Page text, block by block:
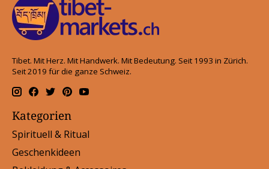
Tibet. Mit Herz. Mit Handwerk. Mit Bedeutung. Seit 1993 in Zürich.
Seit 2019 für die ganze Schweiz.
Kategorien
Spirituell & Ritual
Geschenkideen